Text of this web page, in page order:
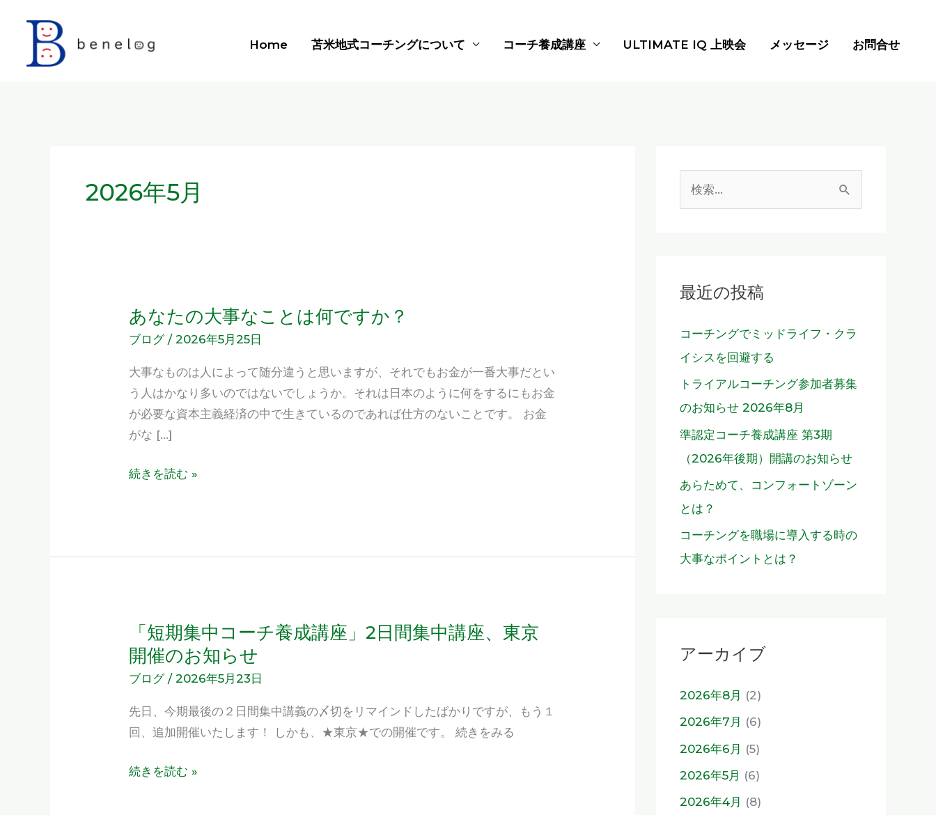
Home 苫米地式コーチングについて コーチ養成講座 ULTIMATE IQ 上映会 メッセージ お問合せ
2026年5月
あなたの大事なことは何ですか？
ブログ/2026年5月25日
大事なものは人によって随分違うと思いますが、それでもお金が一番大事だとい
う人はかなり多いのではないでしょうか。それは日本のように何をするにもお金
が必要な資本主義経済の中で生きているのであれば仕方のないことです。 お金
がな […]
あ
な
の
大
事
な
と
続きを読む »
「短期集中コーチ養成講座」2日間集中講座、東京
開催のお知らせ
ブログ/2026年5月23日
先日、今期最後の２日間集中講義の〆切をリマインドしたばかりですが、もう１
回、追加開催いたします！ しかも、★東京★での開催です。 続きをみる
「短
期
集
コ
ー
養
続きを読む »
:最近の投稿
コーチングでミッドライフ・クラ
イシスを回避する
トライアルコーチング参加者募集
のお知らせ 2026年8月
準認定コーチ養成講座 第3期
（2026年後期）開講のお知らせ
あらためて、コンフォートゾーン
とは？
コーチングを職場に導入する時の
大事なポイントとは？
アーカイブ
2026年8月 (2)
2026年7月 (6)
2026年6月 (5)
2026年5月 (6)
2026年4月 (8)